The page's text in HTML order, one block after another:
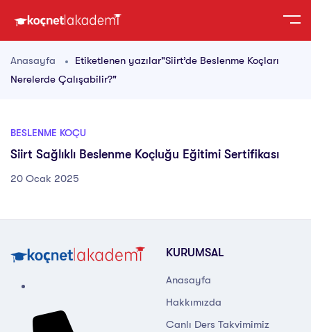
Anasayfa
Etiketlenen yazılar"Siirt’de Beslenme Koçları
Nerelerde Çalışabilir?"
BESLENME KOÇU
Siirt Sağlıklı Beslenme Koçluğu Eğitimi Sertifikası
20 Ocak 2025
KURUMSAL
Anasayfa
Hakkımızda
Canlı Ders Takvimimiz